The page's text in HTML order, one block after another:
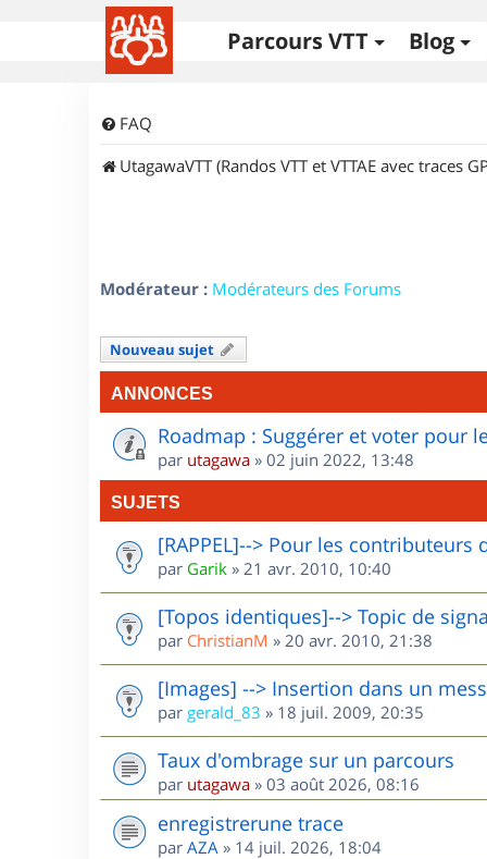
Parcours VTT Blog
FAQ
UtagawaVTT (Randos VTT et VTTAE avec traces
Modérateur : Modérateurs des Forums
Nouveau sujet
ANNONCES
Roadmap : Suggérer et voter pour
par utagawa » 02 juin 2022, 13:48
SUJETS
[RAPPEL]--> Pour les contributeurs
par Garik » 21 avr. 2010, 10:40
[Topos identiques]--> Topic de
par ChristianM » 20 avr. 2010, 21:38
[Images] --> Insertion dans un
par gerald_83 » 18 juil. 2009, 20:35
Taux d'ombrage sur un parcours
par utagawa » 03 août 2026, 08:16
enregistrerune trace
par AZA » 14 juil. 2026, 18:04